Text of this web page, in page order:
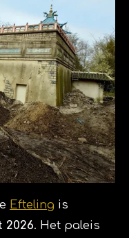
Efteling is
2026. Het paleis